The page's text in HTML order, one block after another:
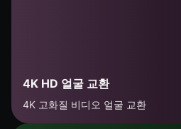
4K HD 얼굴 교환
4K 고화질 비디오 얼굴 교환